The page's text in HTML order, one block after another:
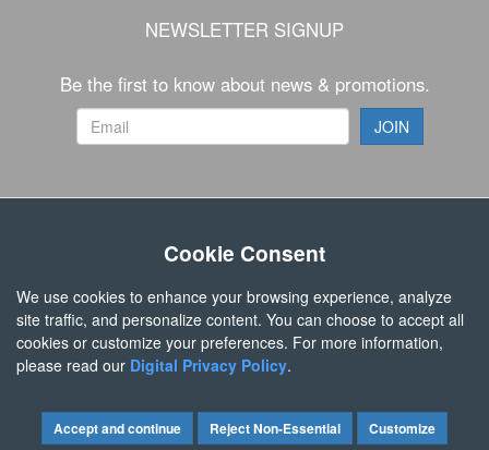
NEWSLETTER SIGNUP
Be the first to know about news & promotions.
Cookie Consent
We use cookies to enhance your browsing experience, analyze
site traffic, and personalize content. You can choose to accept all
cookies or customize your preferences. For more information,
please read our Digital Privacy Policy.